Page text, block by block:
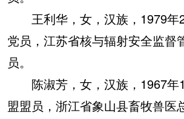
王利华，女，汉族，1979年
党员，江苏省核与辐射安全监督
员。
陈淑芳，女，汉族，1967年
盟盟员，浙江省象山县畜牧兽医